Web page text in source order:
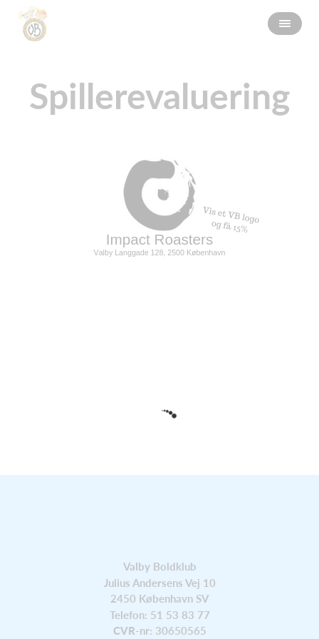
Spillerevaluering
Valby Boldklub
Julius Andersens Vej 10
2450 København SV
Telefon: 51 53 83 77
CVR-nr: 30650565